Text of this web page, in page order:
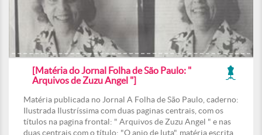
[Matéria do Jornal Folha de São Paulo: "
Arquivos de Zuzu Angel "]
Matéria publicada no Jornal A Folha de São Paulo, caderno:
Ilustrada Ilustríssima com duas paginas centrais, com os
títulos na pagina frontal: " Arquivos de Zuzu Angel " e nas
duas centrais com o título: "O anjo de luta". matéria escrita